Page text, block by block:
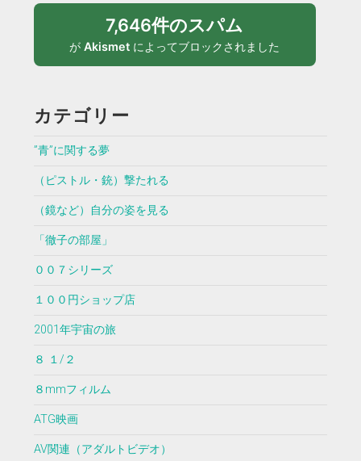
7,646件のスパム
がAkismet によってブロックされました
カテゴリー
”青”に関する夢
（ピストル・銃）撃たれる
（鏡など）自分の姿を見る
「徹子の部屋」
００７シリーズ
１００円ショップ店
2001年宇宙の旅
８ １/２
８mmフィルム
ATG映画
AV関連（アダルトビデオ）